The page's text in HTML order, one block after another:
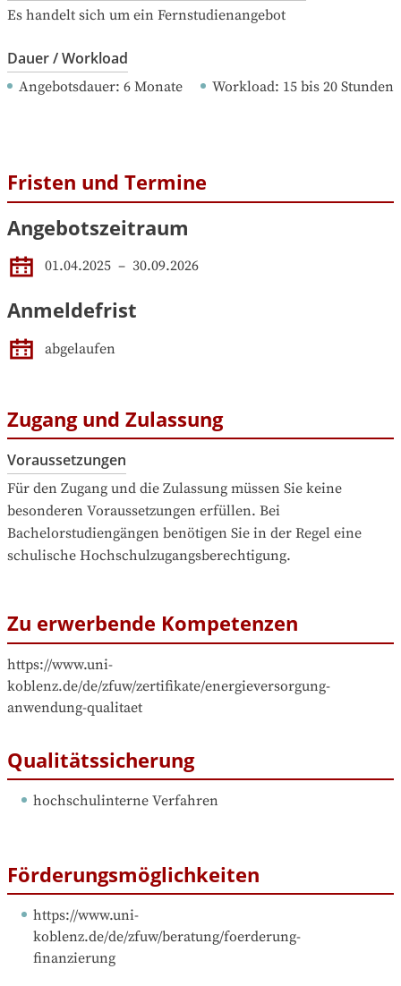
Es handelt sich um ein Fernstudienangebot
Dauer / Workload
Angebotsdauer: 6 Monate Workload: 15 bis 20 Stunden
Fristen und Termine
Angebotszeitraum
01.04.2025 – 30.09.2026
Anmeldefrist
abgelaufen
Zugang und Zulassung
Voraussetzungen
Für den Zugang und die Zulassung müssen Sie keine
besonderen Voraussetzungen erfüllen. Bei
Bachelorstudiengängen benötigen Sie in der Regel eine
schulische Hochschulzugangsberechtigung.
Zu erwerbende Kompetenzen
https://www.uni-
koblenz.de/de/zfuw/zertifikate/energieversorgung-
anwendung-qualitaet
Qualitätssicherung
hochschulinterne Verfahren
Förderungsmöglichkeiten
https://www.uni-
koblenz.de/de/zfuw/beratung/foerderung-
finanzierung